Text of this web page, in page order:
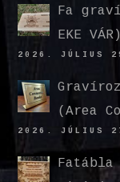
Fa
EKE VÁR)
2026. JÚLIUS
(Area
2026. JÚLIUS